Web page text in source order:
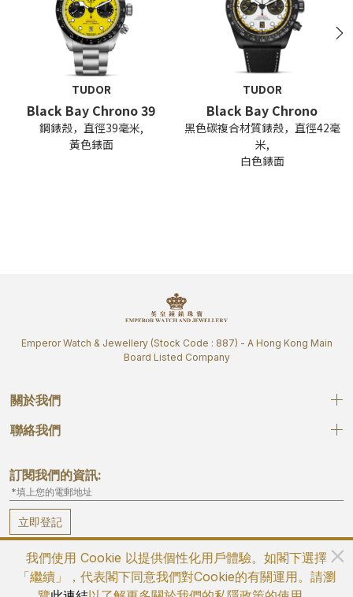
TUDOR
Black Bay Chrono 39
鋼錶殼，直徑39毫米,
黃色錶面
TUDOR
Black Bay Chrono
黑色碳複合材質錶殼，直徑42毫
米,
白色錶面
Emperor Watch & Jewellery (Stock Code : 887) - A Hong Kong Main
Board Listed Company
關於我們
聯絡我們
訂閱我們的資訊:
立即登記
我們使用 Cookie 以提供個性化用戶體驗。如閣下選擇
「繼續」，代表閣下同意我們對Cookie的有關運用。請瀏